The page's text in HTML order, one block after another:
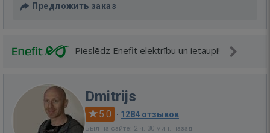
Предложить заказ
Pieslēdz Enefit elektrību un ietaupi!
Dmitrijs
5.0 · 1284 отзывов
Был на сайте: 2 ч. 30 мин. назад